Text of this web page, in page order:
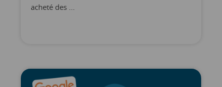
acheté des ...